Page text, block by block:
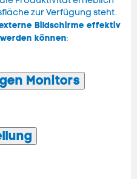
zur Verfügung steht.
Bildschirme effektiv
können:
Monitors